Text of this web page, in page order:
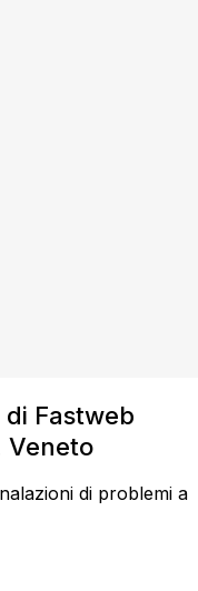
Fastweb
Veneto
di problemi a